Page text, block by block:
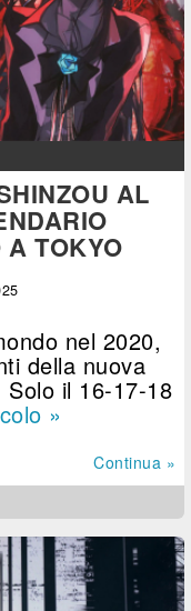
AL
A TOKYO
nel 2020,
della nuova
il 16-17-18
»
Continua »